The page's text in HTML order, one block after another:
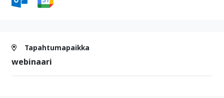
Tapahtumapaikka
webinaari